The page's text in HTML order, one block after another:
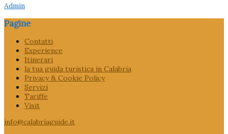
Admin
Pagine
Contatti
Experience
Itinerari
la tua guida turistica in Calabria
Privacy & Cookie Policy
Servizi
Tariffe
Visit
info@calabriaguide.it